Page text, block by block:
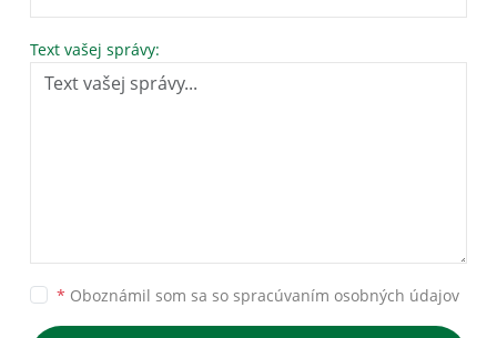
Text vašej správy:
* Oboznámil som sa so spracúvaním osobných údajov